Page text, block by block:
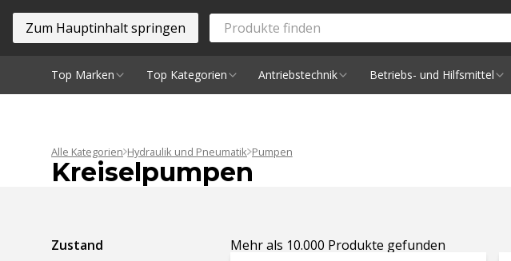
Zum Hauptinhalt springen
Top Marken Top Kategorien Antriebstechnik Betriebs- und Hilfsmittel
Alle Kategorien Hydraulik und Pneumatik Pumpen
Kreiselpumpen
Ergebnisse filtern
Zustand
Mehr als 10.000 Produkte gefunden